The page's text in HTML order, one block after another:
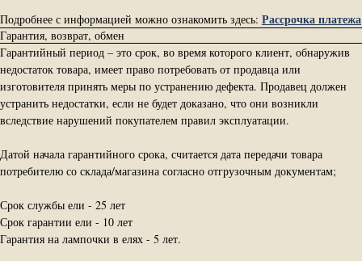
Подробнее с информацией можно ознакомить здесь: Рассрочка платежа
Гарантия, возврат, обмен
Гарантийный период – это срок, во время которого клиент, обнаружив
недостаток товара, имеет право потребовать от продавца или
изготовителя принять меры по устранению дефекта. Продавец должен
устранить недостатки, если не будет доказано, что они возникли
вследствие нарушений покупателем правил эксплуатации.
Датой начала гарантийного срока, считается дата передачи товара
потребителю со склада/магазина согласно отгрузочным документам;
Срок службы ели - 25 лет
Срок гарантии ели - 10 лет
Гарантия на лампочки в елях - 5 лет.